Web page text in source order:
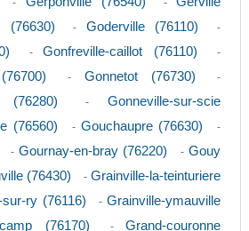
- -
(76630) - Goderville (76110) -
-Gonfreville-caillot (76110) -
- Gonnetot (76730) -
(76280) -Gonneville-sur-scie
(76560) - Gouchaupre (76630) -
- Gournay-en-bray (76220) -Gouy
(76430) -Grainville-la-teinturiere
ry (76116) -Grainville-ymauville
(76170) -Grand-couronne